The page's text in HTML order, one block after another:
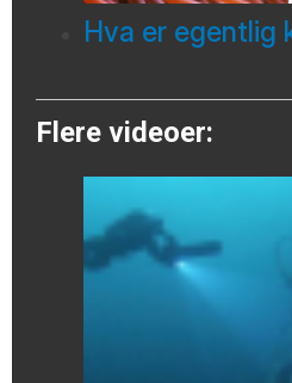
Hva er egentlig
Flere videoer: